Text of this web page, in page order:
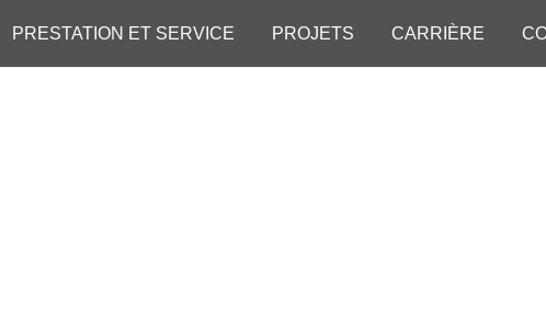
PRESTATION ET SERVICE PROJETS CARRIÈRE